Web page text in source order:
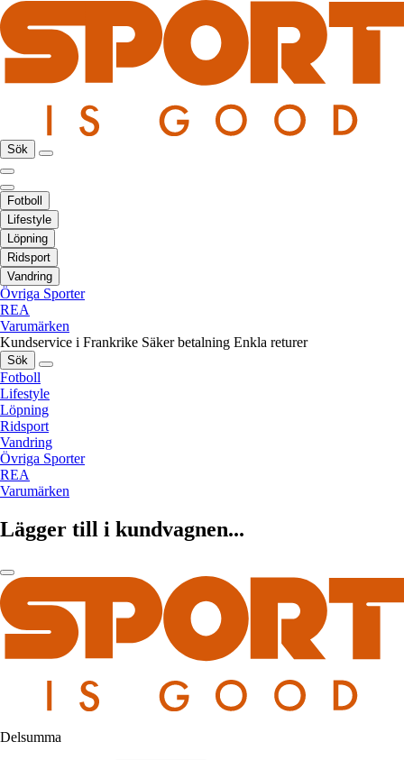
Sök
Fotboll
Lifestyle
Löpning
Ridsport
Vandring
Övriga Sporter
REA
Varumärken
Kundservice i Frankrike Säker betalning Enkla returer
Sök
Fotboll
Lifestyle
Löpning
Ridsport
Vandring
Övriga Sporter
REA
Varumärken
Lägger till i kundvagnen...
Delsumma